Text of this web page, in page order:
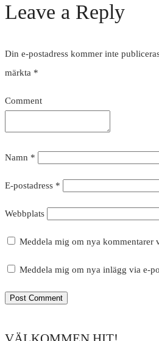
Leave a Reply
Din e-postadress kommer inte
märkta *
Comment
Namn *
E-postadress *
Webbplats
Meddela mig om nya kommentarer
Meddela mig om nya inlägg via e-